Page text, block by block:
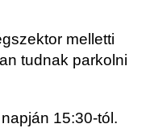
melletti
tudnak parkolni
15:30-tól.